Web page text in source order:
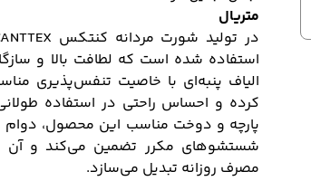
متریال
استفاده شده است که لطافت بالا و
الیاف پنبه‌ای با خاصیت تنفس‌پذیری
کرده و احساس راحتی در استفاده
پارچه و دوخت مناسب این محصول،
شستشوهای مکرر تضمین می‌کند و آن را
مصرف روزانه تبدیل می‌سازد.